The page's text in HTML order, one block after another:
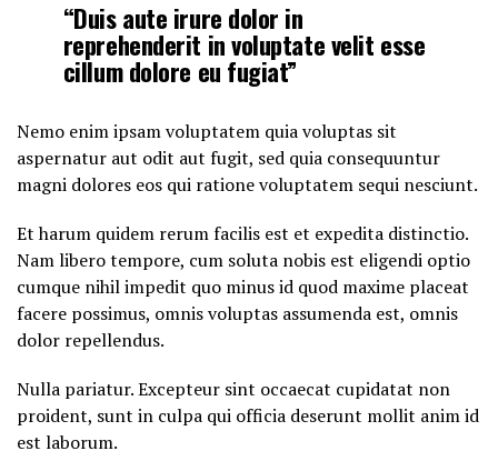
“Duis aute irure dolor in
reprehenderit in voluptate velit esse
cillum dolore eu fugiat”
Nemo enim ipsam voluptatem quia voluptas sit
aspernatur aut odit aut fugit, sed quia consequuntur
magni dolores eos qui ratione voluptatem sequi nesciunt.
Et harum quidem rerum facilis est et expedita distinctio.
Nam libero tempore, cum soluta nobis est eligendi optio
cumque nihil impedit quo minus id quod maxime placeat
facere possimus, omnis voluptas assumenda est, omnis
dolor repellendus.
Nulla pariatur. Excepteur sint occaecat cupidatat non
proident, sunt in culpa qui officia deserunt mollit anim id
est laborum.